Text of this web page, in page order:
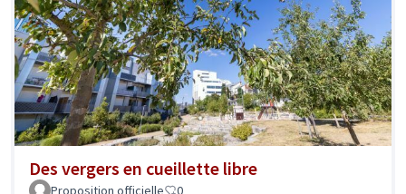
Des vergers en cueillette libre
Proposition officielle 0